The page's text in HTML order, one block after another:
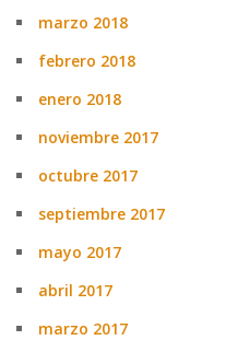
marzo 2018
febrero 2018
enero 2018
noviembre 2017
octubre 2017
septiembre 2017
mayo 2017
abril 2017
marzo 2017